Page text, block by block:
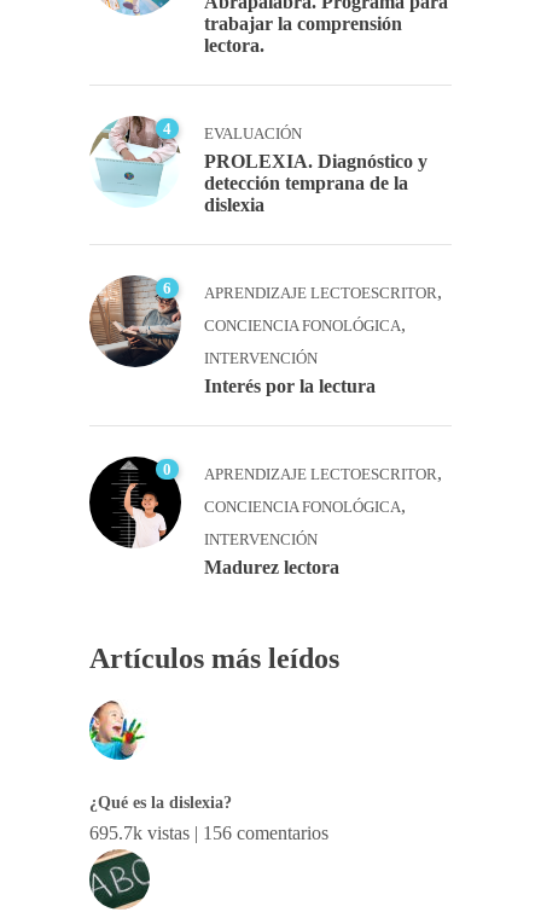
trabajar la comprensión
lectora.
4 EVALUACIÓN
PROLEXIA. Diagnóstico y
detección temprana de la
dislexia
6 APRENDIZAJE LECTOESCRITOR,
CONCIENCIA FONOLÓGICA,
INTERVENCIÓN
Interés por la lectura
0 APRENDIZAJE LECTOESCRITOR,
CONCIENCIA FONOLÓGICA,
INTERVENCIÓN
Madurez lectora
Artículos más leídos
¿Qué es la dislexia?
695.7k vistas | 156 comentarios